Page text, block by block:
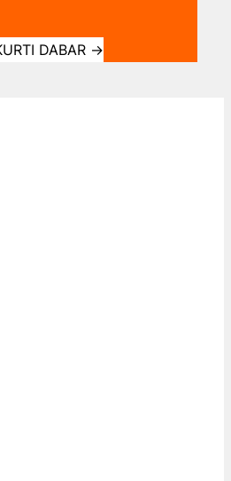
DABAR →